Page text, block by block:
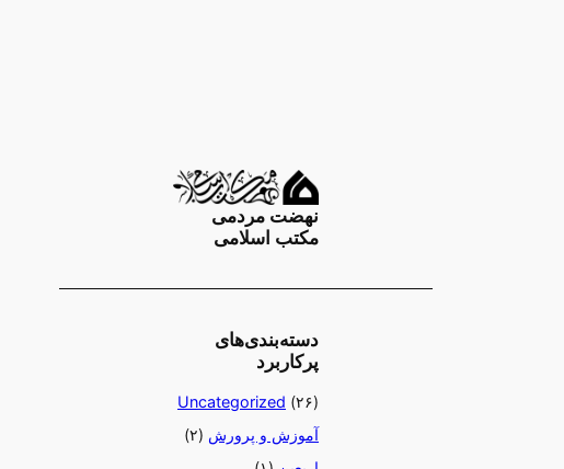
نهضت مردمی
مکتب اسلامی
دسته‌بندی‌های
پرکاربرد
Uncategorized (۲۶)
آموزش و پرورش (۲)